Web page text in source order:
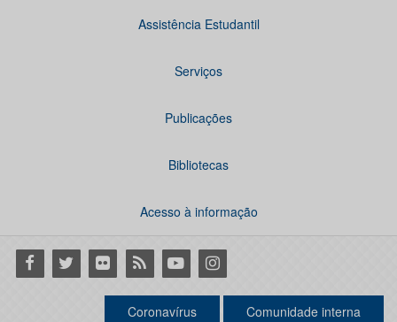
Assistência Estudantil
Serviços
Publicações
Bibliotecas
Acesso à informação
Facebook
Twitter Flickr RSS YoutubeInstagram
Coronavírus Comunidade interna